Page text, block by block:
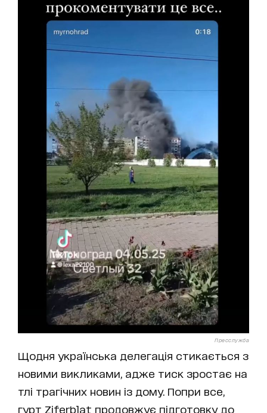
Пресслужба
Щодня українська делегація стикається з
новими викликами, адже тиск зростає на
тлі трагічних новин із дому. Попри все,
гурт Ziferblat продовжує підготовку до